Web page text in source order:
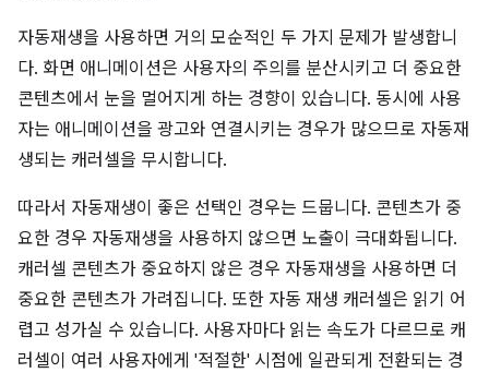
자동재생을 사용하면 거의 모순적인 두 가지 문제가 발생합니
다. 화면 애니메이션은 사용자의 주의를 분산시키고 더 중요한
콘텐츠에서 눈을 멀어지게 하는 경향이 있습니다. 동시에 사용
자는 애니메이션을 광고와 연결시키는 경우가 많으므로 자동재
생되는 캐러셀을 무시합니다.
따라서 자동재생이 좋은 선택인 경우는 드뭅니다. 콘텐츠가 중
요한 경우 자동재생을 사용하지 않으면 노출이 극대화됩니다.
캐러셀 콘텐츠가 중요하지 않은 경우 자동재생을 사용하면 더
중요한 콘텐츠가 가려집니다. 또한 자동 재생 캐러셀은 읽기 어
렵고 성가실 수 있습니다. 사용자마다 읽는 속도가 다르므로 캐
러셀이 여러 사용자에게 '적절한' 시점에 일관되게 전환되는 경